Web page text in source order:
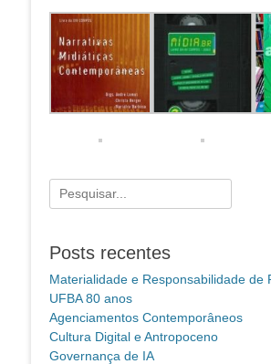
Pesquisar
por:
Posts recentes
Materialidade e Responsabilidade de
UFBA 80 anos
Agenciamentos Contemporâneos
Cultura Digital e Antropoceno
Governança de IA